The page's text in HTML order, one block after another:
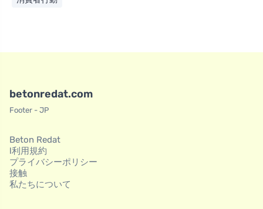
betonredat.com
Footer - JP
Beton Redat
l利用規約
プライバシーポリシー
接触
私たちについて